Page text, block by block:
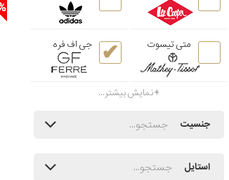
متی تیسوت جی اف فره
نمایش بیشتر...
جنسیت
استایل